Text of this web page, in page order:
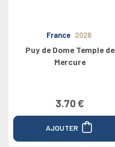
France 2026
Puy de Dome Temple de
Mercure
3.70 €
AJOUTER